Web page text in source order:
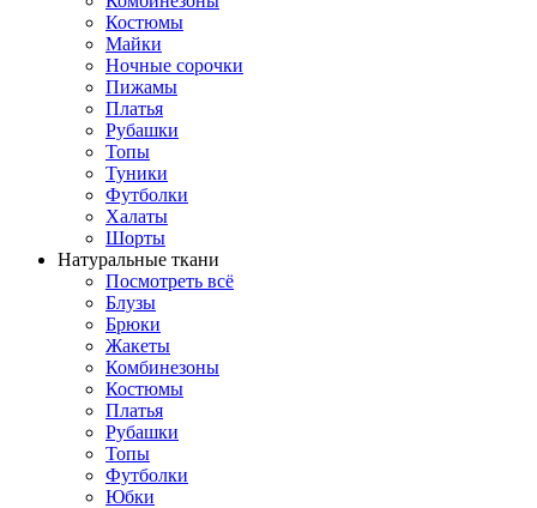
Костюмы
Майки
Ночные сорочки
Пижамы
Платья
Рубашки
Топы
Туники
Футболки
Халаты
Шорты
Натуральные ткани
Посмотреть всё
Блузы
Брюки
Жакеты
Комбинезоны
Костюмы
Платья
Рубашки
Топы
Футболки
Юбки